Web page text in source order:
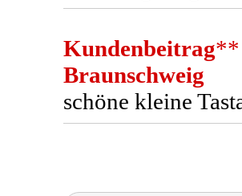
Kundenbeitrag**
Braunschweig
schöne kleine